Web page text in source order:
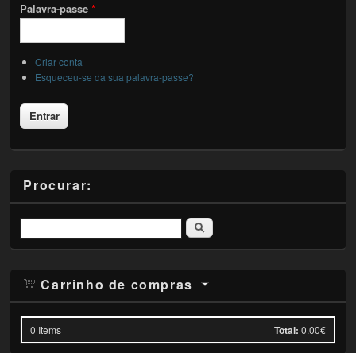
Palavra-passe*
Criar conta
Esqueceu-se da sua palavra-passe?
Procurar:
Pesquisar
Carrinho de compras
0 Items Total: 0.00€